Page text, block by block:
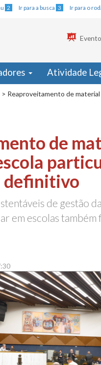
2 Ir para a busca 3 Ir para o
Atividade
> Reaproveitamento de
de
definitivo
de gestão
em escolas